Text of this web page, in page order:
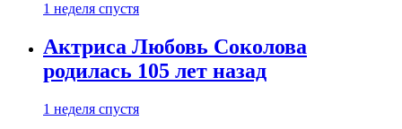
1 неделя спустя
Актриса Любовь Соколова
родилась 105 лет назад
1 неделя спустя